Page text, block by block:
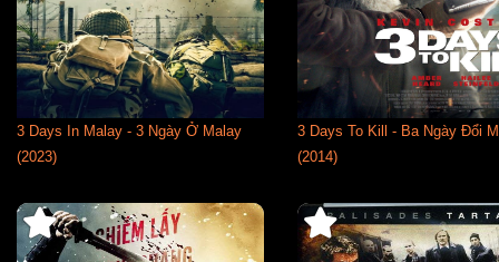
3 Days In Malay - 3 Ngày Ở Malay
(2023)
3 Days To Kill - Ba Ngày Đổi
(2014)